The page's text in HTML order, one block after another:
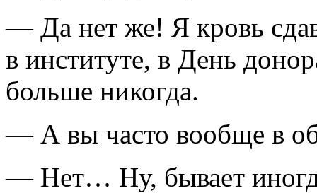
— Да нет же! Я кровь
в институте, в День
больше никогда.
— А вы часто вообще в
— Нет… Ну, бывает